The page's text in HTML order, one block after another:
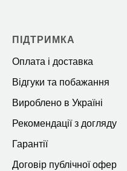
ПІДТРИМКА
Оплата і доставка
Відгуки та побажання
Вироблено в Україні
Рекомендації з догляду
Гарантії
Договір публічної офер